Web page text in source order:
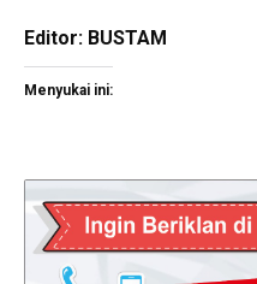
Editor: BUSTAM
Menyukai ini: